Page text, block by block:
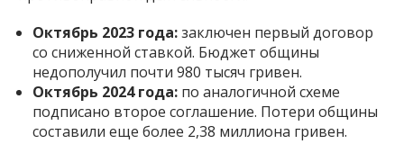
Октябрь 2023 года:заключен первый договор
со сниженной ставкой. Бюджет общины
недополучил почти 980 тысяч гривен.
Октябрь 2024 года: по аналогичной схеме
подписано второе соглашение. Потери общины
составили еще более 2,38 миллиона гривен.